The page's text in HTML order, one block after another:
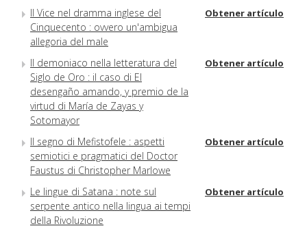
Il Vice nel dramma inglese del
Cinquecento : ovvero un'ambigua
allegoria del male
Obtener artículo
Il demoniaco nella letteratura del
Siglo de Oro : il caso di El
desengaño amando, y premio de la
virtud di María de Zayas y
Sotomayor
Obtener artículo
Il segno di Mefistofele : aspetti
semiotici e pragmatici del Doctor
Faustus di Christopher Marlowe
Obtener artículo
Le lingue di Satana : note sul
serpente antico nella lingua ai tempi
della Rivoluzione
Obtener artículo